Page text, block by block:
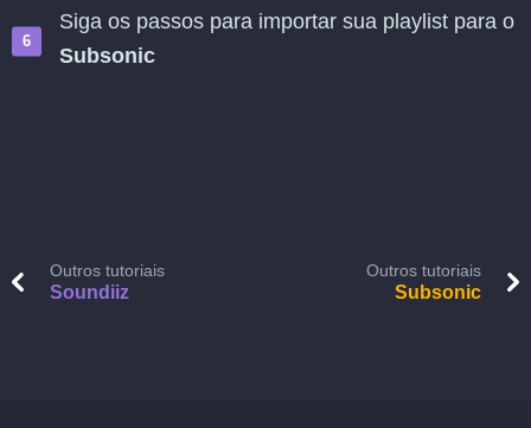
Siga os passos para importar sua playlist para o
Subsonic
Outros tutoriais
Soundiiz
Outros tutoriais
Subsonic